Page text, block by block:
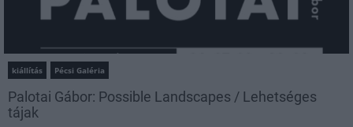
kiállítás Pécsi Galéria
Palotai Gábor: Possible Landscapes / Lehetséges
tájak